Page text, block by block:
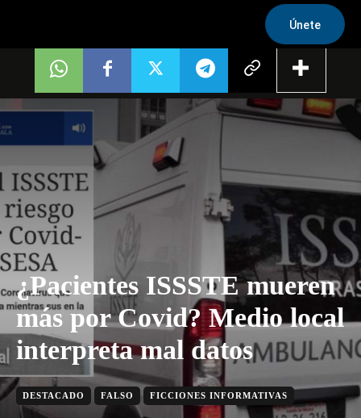
Únete
¿Pacientes ISSSTE mueren
más por Covid? Medio local
interpreta mal datos
DESTACADO FALSO FICCIONES INFORMATIVAS